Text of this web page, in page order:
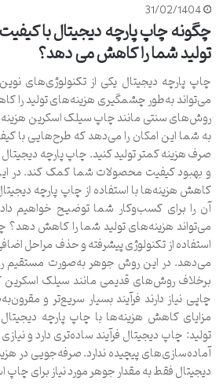
31/02/1404
چگونه چاپ پارچه دیجیتال با
تولید شما را کاهش می دهد؟
چاپ پارچه دیجیتال یکی از تکنولوژی‌های
می‌تواند به‌طور چشمگیری هزینه‌های تولید
روش‌های سنتی مانند چاپ سیلک اسکرین
به شما این امکان را می‌دهد که طرح‌هایی با
صرف هزینه کمتر تولید کنید. چاپ پارچه
و بهبود کیفیت محصولات شما کمک کند. در
کاهش هزینه‌ها با استفاده از چاپ پارچه
آن را برای کسب‌وکار شما توضیح خواهیم
می‌تواند هزینه‌های تولید شما را کاهش دهد؟
استفاده از تکنولوژی پیشرفته و حذف مراحل
می‌دهد. در این روش جوهر به‌صورت مستقیم
برخلاف روش‌های قدیمی مانند سیلک اسکرین
چاپی نیاز دارند فرآیند بسیار سریع‌تر و
مزایای کاهش هزینه‌ها با چاپ پارچه
تولید: چاپ دیجیتال فرآیند ساده‌تری دارد و
آماده‌سازی‌های پیچیده ندارد. صرفه‌جویی در
دیجیتال فقط به مقدار جوهر مورد نیاز برای چاپ